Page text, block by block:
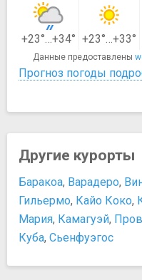
+23°…+34° +23°…+33°
Данные предоставлены
Прогноз погоды
Другие курорты
Баракоа, Варадеро,
Гильермо, Кайо Коко,
Мария, Камагуэй,
Куба, Сьенфуэгос